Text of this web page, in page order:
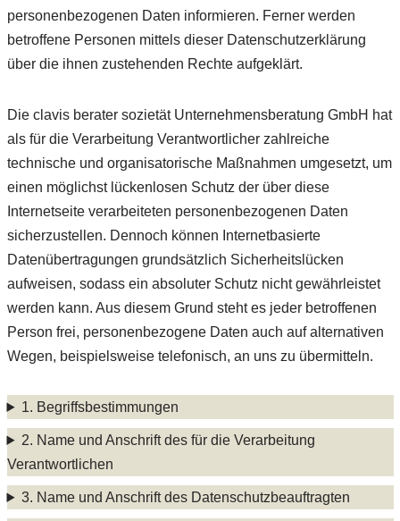
personenbezogenen Daten informieren. Ferner werden
betroffene Personen mittels dieser Datenschutzerklärung
über die ihnen zustehenden Rechte aufgeklärt.
Die clavis berater sozietät Unternehmensberatung GmbH hat
als für die Verarbeitung Verantwortlicher zahlreiche
technische und organisatorische Maßnahmen umgesetzt, um
einen möglichst lückenlosen Schutz der über diese
Internetseite verarbeiteten personenbezogenen Daten
sicherzustellen. Dennoch können Internetbasierte
Datenübertragungen grundsätzlich Sicherheitslücken
aufweisen, sodass ein absoluter Schutz nicht gewährleistet
werden kann. Aus diesem Grund steht es jeder betroffenen
Person frei, personenbezogene Daten auch auf alternativen
Wegen, beispielsweise telefonisch, an uns zu übermitteln.
1. Begriffsbestimmungen
2. Name und Anschrift des für die Verarbeitung
Verantwortlichen
3. Name und Anschrift des Datenschutzbeauftragten